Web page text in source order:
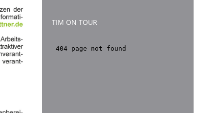
TIM ON TOUR